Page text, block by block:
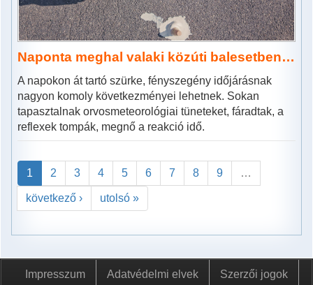
Naponta meghal valaki közúti balesetben…
A napokon át tartó szürke, fényszegény időjárásnak
nagyon komoly következményei lehetnek. Sokan
tapasztalnak orvosmeteorológiai tüneteket, fáradtak, a
reflexek tompák, megnő a reakció idő.
1 2 3 4 5 6 7 8 9 …
következő › utolsó »
Impresszum Adatvédelmi elvek Szerzői jogok